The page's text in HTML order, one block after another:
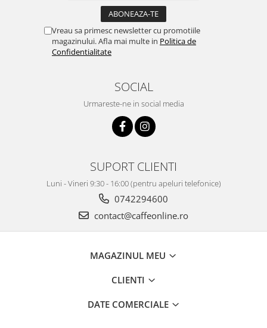
Vreau sa primesc newsletter cu promotiile
magazinului. Afla mai multe in Politica de
Confidentialitate
SOCIAL
Urmareste-ne in social media
SUPORT CLIENTI
Luni - Vineri 9:30 - 16:00 (pentru apeluri telefonice)
0742294600
contact@caffeonline.ro
MAGAZINUL MEU
CLIENTI
DATE COMERCIALE